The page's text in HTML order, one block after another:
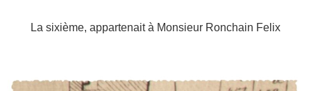
La sixième, appartenait à Monsieur Ronchain Felix